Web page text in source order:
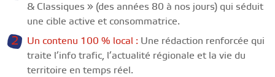
& Classiques » (des années 80 à nos jours) qui séduit
une cible active et consommatrice.
Un contenu 100 % local : Une rédaction renforcée qui
traite l’info trafic, l’actualité régionale et la vie du
territoire en temps réel.